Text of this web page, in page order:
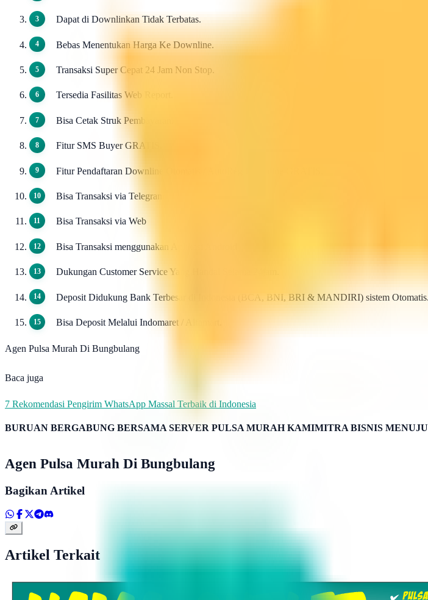
Dapat di Downlinkan Tidak Terbatas.
Bebas Menentukan Harga Ke Downline.
Transaksi Super Cepat 24 Jam Non Stop.
Tersedia Fasilitas Web Report.
Bisa Cetak Struk Pembayaran.
Fitur SMS Buyer GRATIS.
Fitur Pendaftaran Downline Otomatis / AutoReg Downline GRATIS.
Bisa Transaksi via Telegram
Bisa Transaksi via Web
Bisa Transaksi menggunakan Aplikasi Android
Dukungan Customer Service Yang Handal Selama 24jam.
Deposit Didukung Bank Terbesar di Indonesia (BCA, BNI, BRI & MANDIRI) sistem Otomatis.
Bisa Deposit Melalui Indomaret / Alfamart.
Agen Pulsa Murah Di Bungbulang
Baca juga
7 Rekomendasi Pengirim WhatsApp Massal Terbaik di Indonesia
BURUAN BERGABUNG BERSAMA SERVER PULSA MURAH KAMIMITRA BISNIS
Agen Pulsa Murah Di Bungbulang
Bagikan Artikel
Artikel Terkait